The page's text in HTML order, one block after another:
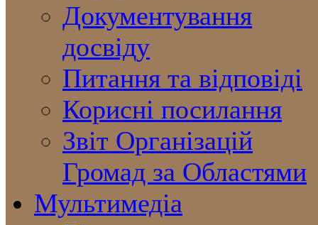
Документування
досвіду
Питання та відповіді
Корисні посилання
Звіт Організацій
Громад за Областями
Мультимедіа